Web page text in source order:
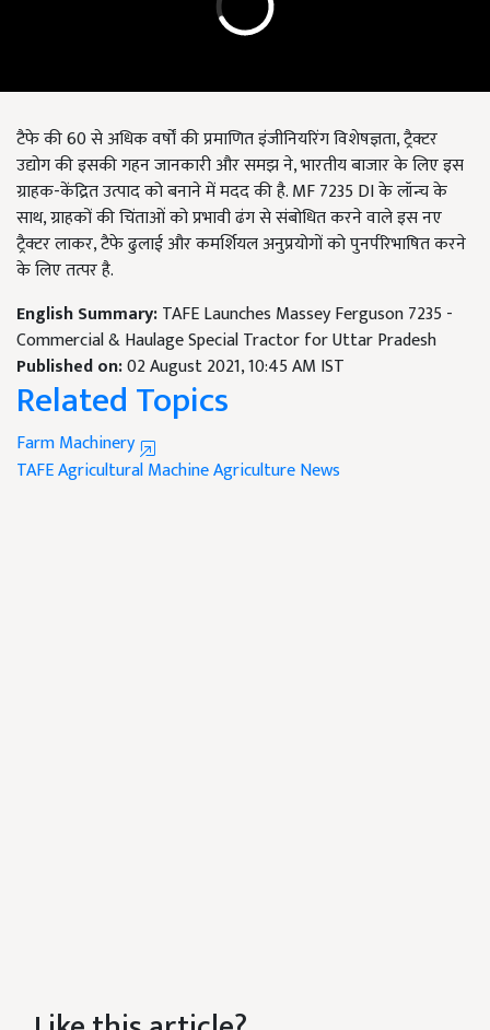
टैफे की 60 से अधिक वर्षों की प्रमाणित इंजीनियरिंग विशेषज्ञता, ट्रैक्टर
उद्योग की इसकी गहन जानकारी और समझ ने, भारतीय बाजार के लिए इस
ग्राहक-केंद्रित उत्पाद को बनाने में मदद की है. MF 7235 DI के लॉन्च के
साथ, ग्राहकों की चिंताओं को प्रभावी ढंग से संबोधित करने वाले इस नए
ट्रैक्टर लाकर, टैफे ढुलाई और कमर्शियल अनुप्रयोगों को पुनर्परिभाषित करने
के लिए तत्पर है.
English Summary:TAFE Launches Massey Ferguson 7235 -
Commercial & Haulage Special Tractor for Uttar Pradesh
Published on:02 August 2021, 10:45 AM IST
Related Topics
Farm Machinery
TAFEAgricultural MachineAgriculture News